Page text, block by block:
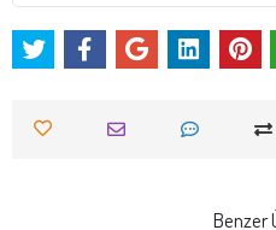
Benzer